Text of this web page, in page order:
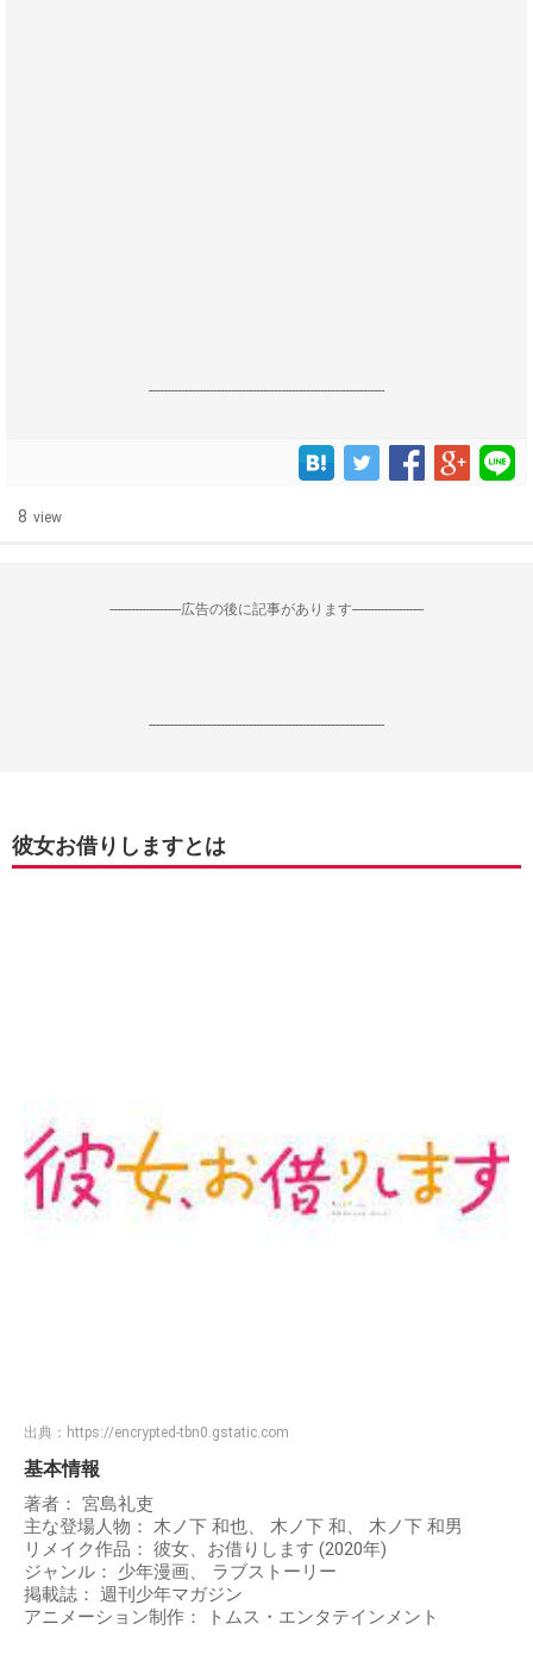
------------------------------------------------------------------
8 view
--------------------広告の後に記事があります--------------------
------------------------------------------------------------------
彼女お借りしますとは
出典： https://encrypted-tbn0.gstatic.com
基本情報
著者： 宮島礼吏
主な登場人物： 木ノ下 和也、 木ノ下 和、 木ノ下 和男
リメイク作品： 彼女、お借りします (2020年)
ジャンル： 少年漫画、 ラブストーリー
掲載誌： 週刊少年マガジン
アニメーション制作： トムス・エンタテインメント